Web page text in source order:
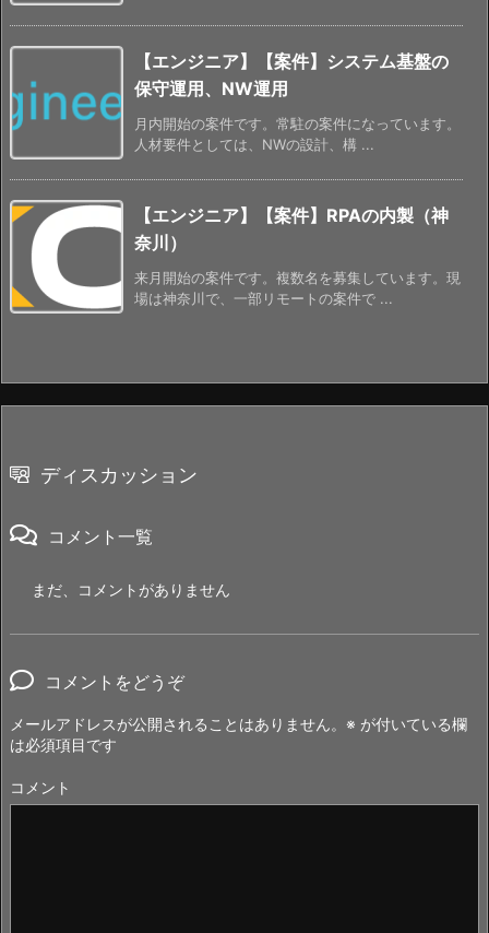
【エンジニア】【案件】システム基盤の
保守運用、NW運用
月内開始の案件です。常駐の案件になっています。
人材要件としては、NWの設計、構 ...
【エンジニア】【案件】RPAの内製（神
奈川）
来月開始の案件です。複数名を募集しています。現
場は神奈川で、一部リモートの案件で ...
ディスカッション
コメント一覧
まだ、コメントがありません
コメントをどうぞ
メールアドレスが公開されることはありません。 ※ が付いている欄
は必須項目です
コメント